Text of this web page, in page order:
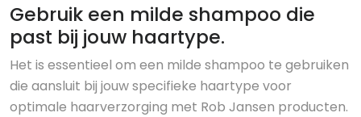
Gebruik een milde shampoo die
past bij jouw haartype.
Het is essentieel om een milde shampoo te gebruiken
die aansluit bij jouw specifieke haartype voor
optimale haarverzorging met Rob Jansen producten.